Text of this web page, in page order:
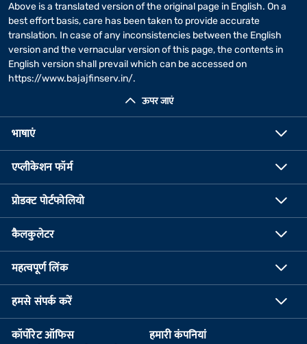
ऊपर जाएं
Above is a translated version of the original page in English. On a
best effort basis, care has been taken to provide accurate
translation. In case of any inconsistencies between the English
version and the vernacular version of this page, the contents in
English version shall prevail which can be accessed on
https://www.bajajfinserv.in/.
भाषाएं
एप्लीकेशन फॉर्म
प्रोडक्ट पोर्टफोलियो
कैलकुलेटर
महत्वपूर्ण लिंक
हमसे संपर्क करें
कॉर्पोरेट ऑफिस हमारी कंपनियां